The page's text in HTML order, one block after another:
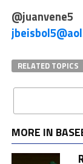
@juanvene5
RELATED TOPICS
MORE IN